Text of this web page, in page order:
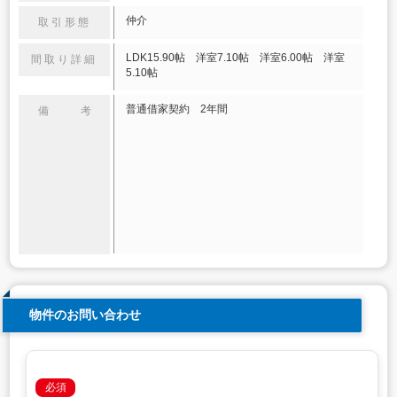
取引形態 仲介
間取り詳細
LDK15.90帖 洋室7.10帖 洋室6.00帖 洋室
5.10帖
備 考 普通借家契約 2年間
物件のお問い合わせ
必須